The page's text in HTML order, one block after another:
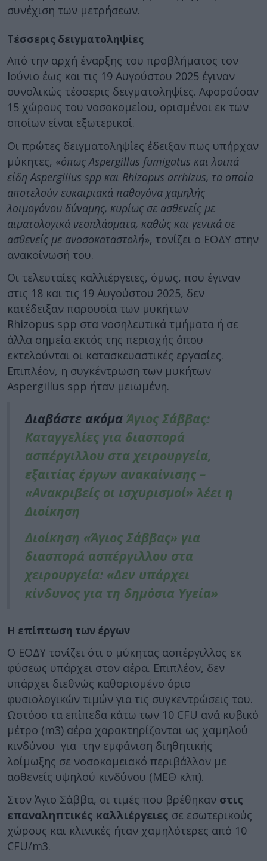
συνέχιση των μετρήσεων.
Τέσσερις δειγματοληψίες
Από την αρχή έναρξης του προβλήματος τον
Ιούνιο έως και τις 19 Αυγούστου 2025 έγιναν
συνολικώς τέσσερις δειγματοληψίες. Αφορούσαν
15 χώρους του νοσοκομείου, ορισμένοι εκ των
οποίων είναι εξωτερικοί.
Οι πρώτες δειγματοληψίες έδειξαν πως υπήρχαν
μύκητες, «όπως Aspergillus fumigatus και λοιπά
είδη Aspergillus spp και Rhizopus arrhizus, τα οποία
αποτελούν ευκαιριακά παθογόνα χαμηλής
λοιμογόνου δύναμης, κυρίως σε ασθενείς με
αιματολογικά νεοπλάσματα, καθώς και γενικά σε
ασθενείς με ανοσοκαταστολή», τονίζει ο ΕΟΔΥ στην
ανακοίνωσή του.
Οι τελευταίες καλλιέργειες, όμως, που έγιναν
στις 18 και τις 19 Αυγούστου 2025, δεν
κατέδειξαν παρουσία των μυκήτων
Rhizopus spp στα νοσηλευτικά τμήματα ή σε
άλλα σημεία εκτός της περιοχής όπου
εκτελούνται οι κατασκευαστικές εργασίες.
Επιπλέον, η συγκέντρωση των μυκήτων
Aspergillus spp ήταν μειωμένη.
Διαβάστε ακόμαΆγιος Σάββας:
Καταγγελίες για διασπορά
ασπέργιλλου στα χειρουργεία,
εξαιτίας έργων ανακαίνισης –
«Ανακριβείς οι ισχυρισμοί» λέει η
Διοίκηση
Διοίκηση «Άγιος Σάββας» για
διασπορά ασπέργιλλου στα
χειρουργεία: «Δεν υπάρχει
κίνδυνος για τη δημόσια Υγεία»
Η επίπτωση των έργων
Ο ΕΟΔΥ τονίζει ότι ο μύκητας ασπέργιλλος εκ
φύσεως υπάρχει στον αέρα. Επιπλέον, δεν
υπάρχει διεθνώς καθορισμένο όριο
φυσιολογικών τιμών για τις συγκεντρώσεις του.
Ωστόσο τα επίπεδα κάτω των 10 CFU ανά κυβικό
μέτρο (m3) αέρα χαρακτηρίζονται ως χαμηλού
κινδύνου για την εμφάνιση διηθητικής
λοίμωξης σε νοσοκομειακό περιβάλλον με
ασθενείς υψηλού κινδύνου (ΜΕΘ κλπ).
Στον Άγιο Σάββα, οι τιμές που βρέθηκαν στις
επαναληπτικές καλλιέργειες σε εσωτερικούς
χώρους και κλινικές ήταν χαμηλότερες από 10
CFU/m3.